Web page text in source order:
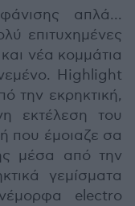
απλά...
επιτυχημένες
νέα κομμάτια
Highlight
την εκρηκτική,
εκτέλεση του
που έμοιαζε σα
μέσα από την
γεμίσματα
electro